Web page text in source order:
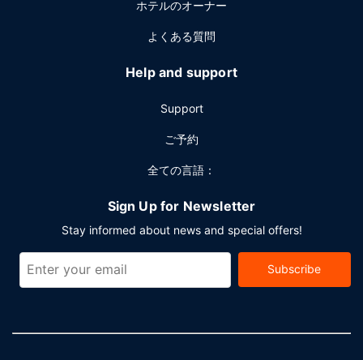
フィート) のイベント設備をご利用いただけます。
ホテルのオーナー
よくある質問
Help and support
Support
ご予約
全ての言語：
Sign Up for Newsletter
Stay informed about news and special offers!
Subscribe